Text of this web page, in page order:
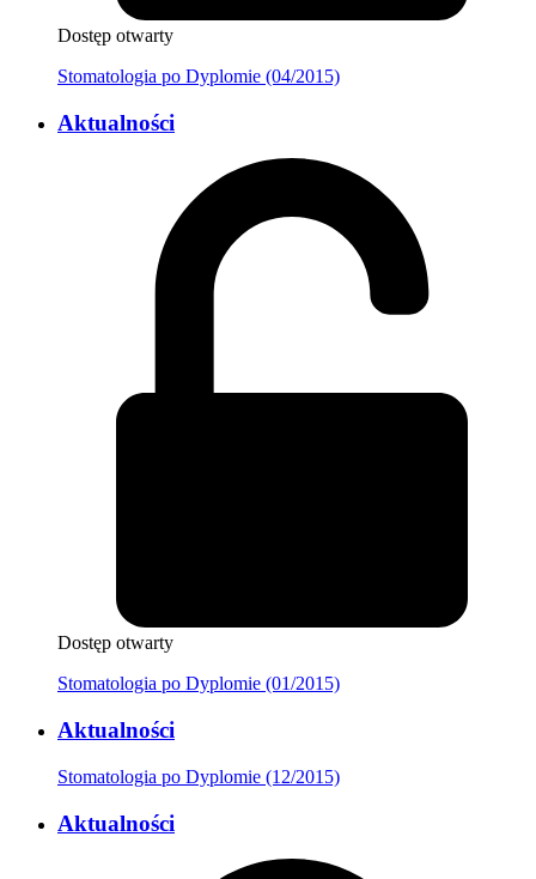
Dostęp otwarty
Stomatologia po Dyplomie (04/2015)
Aktualności
Dostęp otwarty
Stomatologia po Dyplomie (01/2015)
Aktualności
Stomatologia po Dyplomie (12/2015)
Aktualności